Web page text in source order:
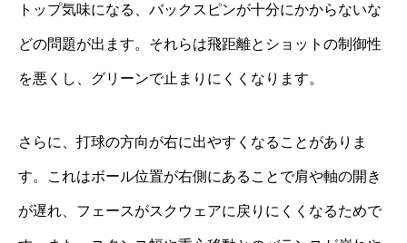
トップ気味になる、バックスピンが十分にかからないな
どの問題が出ます。それらは飛距離とショットの制御性
を悪くし、グリーンで止まりにくくなります。
さらに、打球の方向が右に出やすくなることがありま
す。これはボール位置が右側にあることで肩や軸の開き
が遅れ、フェースがスクウェアに戻りにくくなるためで